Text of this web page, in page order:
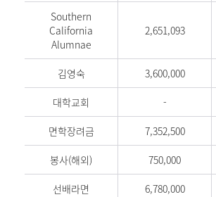
Southern
California
Alumnae
2,651,093
김영숙 3,600,000
대학교회 -
면학장려금 7,352,500
봉사(해외) 750,000
선배라면 6,780,000